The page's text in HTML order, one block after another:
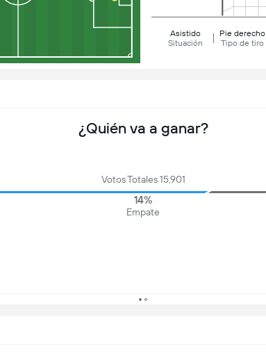
Asistido
Situación
Pie derecho
Tipo de tiro
¿Quién va a ganar?
Votos Totales 15,901
14%
Empate